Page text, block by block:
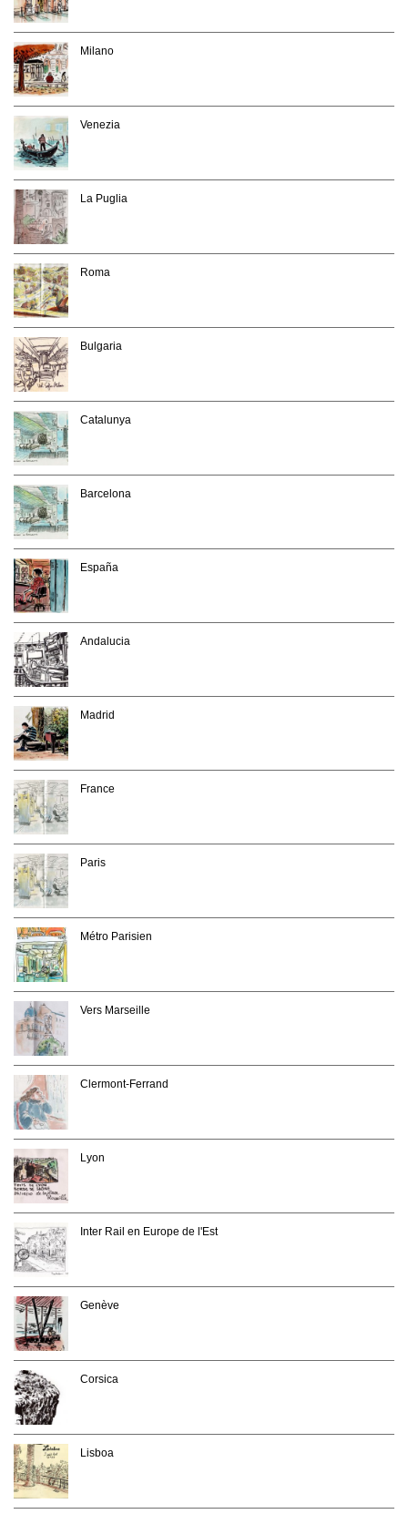
Milano
Venezia
La Puglia
Roma
Bulgaria
Catalunya
Barcelona
España
Andalucia
Madrid
France
Paris
Métro Parisien
Vers Marseille
Clermont-Ferrand
Lyon
Inter Rail en Europe de l'Est
Genève
Corsica
Lisboa